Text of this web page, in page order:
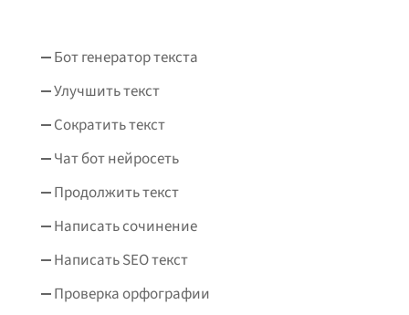
Бот генератор текста
Улучшить текст
Сократить текст
Чат бот нейросеть
Продолжить текст
Написать сочинение
Написать SEO текст
Проверка орфографии